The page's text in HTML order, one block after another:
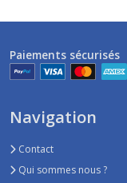
Paiements sécurisés
Navigation
Contact
Qui sommes nous ?